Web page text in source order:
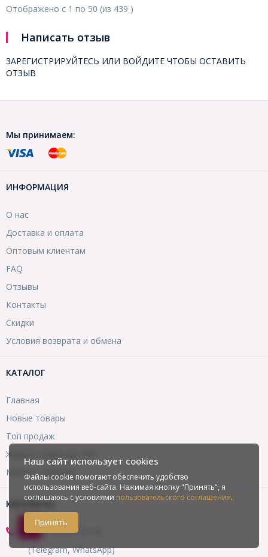
Отображено с 1 по 50 (из 439 )
Написать отзыв
ЗАРЕГИСТРИРУЙТЕСЬ ИЛИ ВОЙДИТЕ ЧТОБЫ ОСТАВИТЬ
ОТЗЫВ
Мы принимаем:
ИНФОРМАЦИЯ
О нас
Доставка и оплата
Оптовым клиентам
FAQ
Отзывы
Контакты
Скидки
Условия возврата и обмена
КАТАЛОГ
Главная
Новые товары
Топ продаж
Жаркие скидки до 45%
Миксы и Наборы
КОНТАКТЫ
+7 (977) 977-01-20
(Telegram, WhatsApp)
Наш сайт использует cookies
Файлы cookie помогают обеспечить удобство
использования веб-сайта. Нажимая кнопку "Принять", я
соглашаюсь с условиями пользовательского соглашения.
Принять